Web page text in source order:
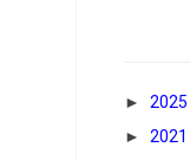
► 2025
► 2021